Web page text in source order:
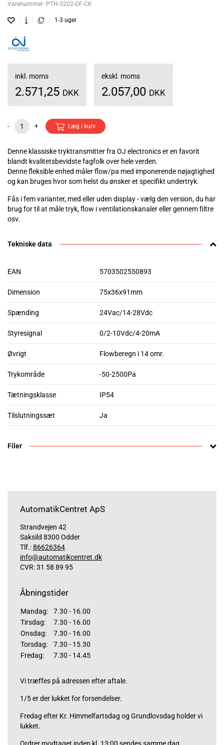
Varenummer: PTH-3202-DF-CK
1-3 uger
inkl. moms
2.571,25 DKK
ekskl. moms
2.057,00 DKK
- + Læg i kurv
Denne klassiske tryktransmitter fra OJ electronics er en favorit
blandt kvalitetsbevidste fagfolk over hele verden.
Denne fleksible enhed måler flow/pa med imponerende nøjagtighed
og kan bruges hvor som helst du ønsker et specifikt undertryk.
Fås i fem varianter, med eller uden display - vælg den version, du har
brug for til at måle tryk, flow i ventilationskanaler eller gennem filtre
osv.
Tekniske data
EAN 5703502550893
Dimension 75x36x91mm
Spænding 24Vac/14-28Vdc
Styresignal 0/2-10Vdc/4-20mA
Øvrigt Flowberegn i 14 omr.
Trykområde -50-2500Pa
Tætningsklasse IP54
Tilslutningssæt Ja
Filer
AutomatikCentret ApS
Strandvejen 42
Saksild 8300 Odder
Tlf.:86626364
info@automatikcentret.dk
CVR: 31 58 89 95
Åbningstider
Mandag:
7.30 - 16.00
Tirsdag:
7.30 - 16.00
Onsdag:
7.30 - 16.00
Torsdag:
7.30 - 15.30
Fredag:
7.30 - 14.45
Vi træffes på adressen efter aftale.
1/5 er der lukket for forsendelser.
Fredag efter Kr. Himmelfartsdag og Grundlovsdag holder vi
lukket.